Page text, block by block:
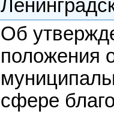
Об
положения
сфере